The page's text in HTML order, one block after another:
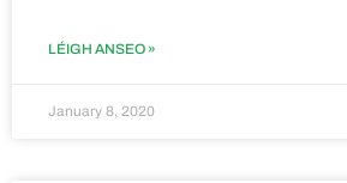
LÉIGH ANSEO »
January 8, 2020